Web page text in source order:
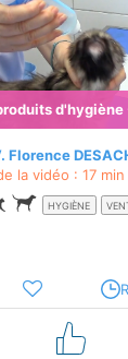
d'hygiène
Florence
la vidéo : 17 min
HYGIÈNE